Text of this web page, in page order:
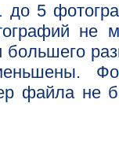
до 5
не
большего
файла не